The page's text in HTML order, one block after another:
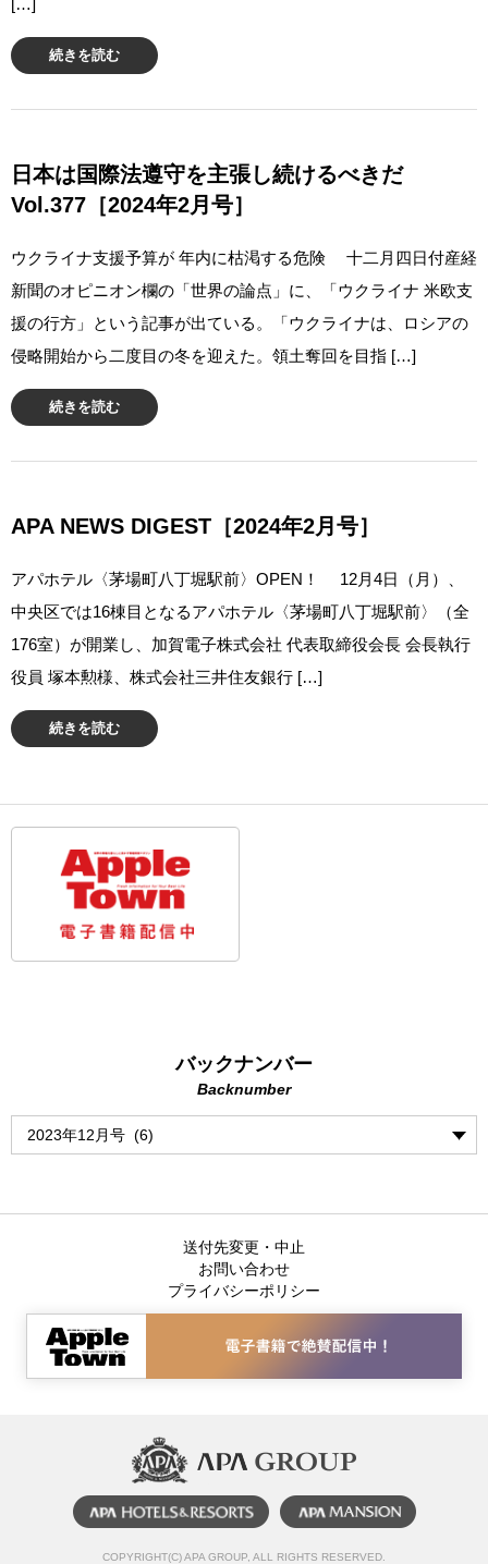
[…]
続きを読む
日本は国際法遵守を主張し続けるべきだ
Vol.377［2024年2月号］
ウクライナ支援予算が 年内に枯渇する危険 十二月四日付産経
新聞のオピニオン欄の「世界の論点」に、「ウクライナ 米欧支
援の行方」という記事が出ている。「ウクライナは、ロシアの
侵略開始から二度目の冬を迎えた。領土奪回を目指 […]
続きを読む
APA NEWS DIGEST［2024年2月号］
アパホテル〈茅場町八丁堀駅前〉OPEN！ 12月4日（月）、
中央区では16棟目となるアパホテル〈茅場町八丁堀駅前〉（全
176室）が開業し、加賀電子株式会社 代表取締役会長 会長執行
役員 塚本勲様、株式会社三井住友銀行 […]
続きを読む
バックナンバー
Backnumber
送付先変更・中止
お問い合わせ
プライバシーポリシー
COPYRIGHT(C) APA GROUP, ALL RIGHTS RESERVED.